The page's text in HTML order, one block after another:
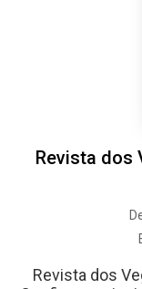
Revista dos
Revista dos